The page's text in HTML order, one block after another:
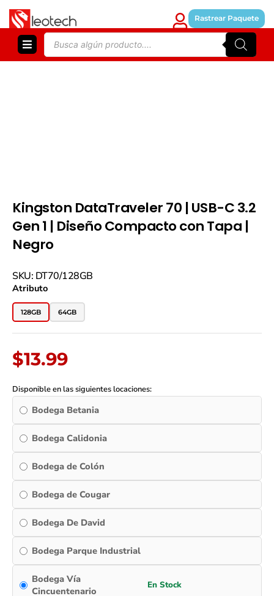
content
Rastrear Paquete
Products
search
Kingston DataTraveler 70 | USB-C 3.2
Gen 1 | Diseño Compacto con Tapa |
Negro
SKU: DT70/128GB
Atributo
128GB 64GB
$13.99
Disponible en las siguientes locaciones:
Bodega Betania
Bodega Calidonia
Bodega de Colón
Bodega de Cougar
Bodega De David
Bodega Parque Industrial
Bodega Vía
Cincuentenario
DataTraveler
70
|
USB-
Gen
1
Diseño
Compacto
con
Tapa
Negro
quantity